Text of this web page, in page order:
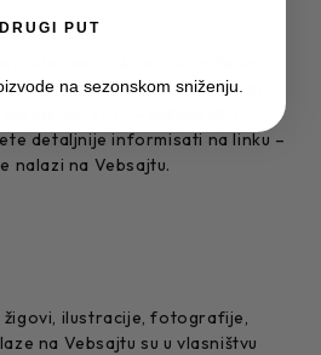
u skladu sa važećim
o ličnosti (“Sl. glasnik RS”, br.
68/2012 – odluka US i
detaljnije informisati na linku –
nalazi na Vebsajtu.
žigovi, ilustracije, fotografije,
na Vebsajtu su u vlasništvu
DRUGI PUT
na sezonskom sniženju.